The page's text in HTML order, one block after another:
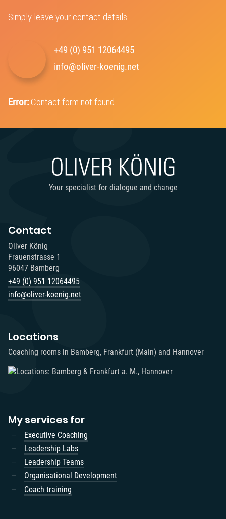
Simply leave your contact details.
+49 (0) 951 12064495‬
info@oliver-koenig.net
Error:Contact form not found.
Your specialist for dialogue and change
Contact
Oliver König
Frauenstrasse 1
96047 Bamberg
+49 (0) 951 12064495‬
info@oliver-koenig.net
Locations
Coaching rooms in Bamberg, Frankfurt (Main) and Hannover
My services for
Executive Coaching
Leadership Labs
Leadership Teams
Organisational Development
Coach training